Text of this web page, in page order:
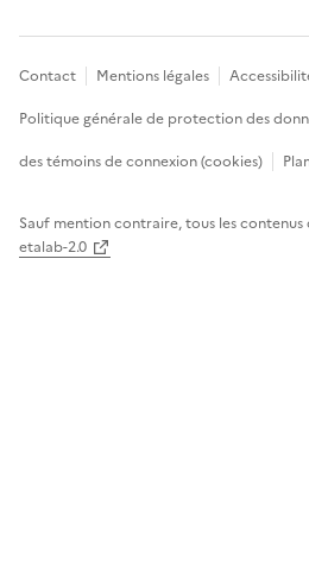
Contact Mentions légales
Politique générale de protection des
des témoins de connexion (cookies)
Sauf mention contraire, tous les contenus
etalab-2.0